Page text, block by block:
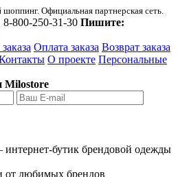
Официальная партнерская сеть.
8-800-250-31-30 Пишите:
Оплата заказа Возврат заказа
О проекте Персональные
Milostore
бутик брендовой одежды
от любимых брендов